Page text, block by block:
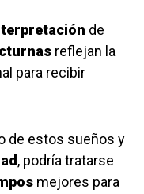
de
reflejan la
para recibir
de estos sueños y
, podría tratarse
mejores para